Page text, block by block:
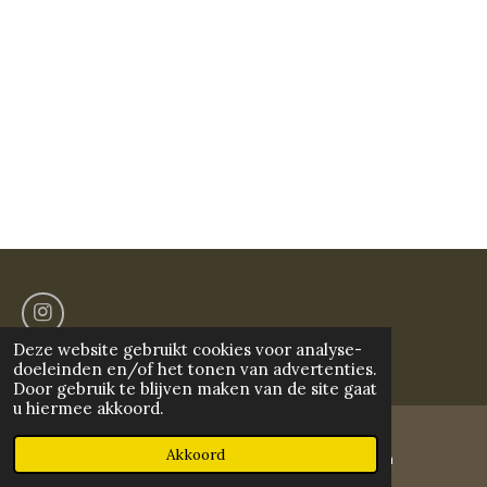
Deze website gebruikt cookies voor analyse-
doeleinden en/of het tonen van advertenties.
Door gebruik te blijven maken van de site gaat
u hiermee akkoord.
Akkoord
I
s
t
a
g
r
m
© 2023 - 2026 blacksigma
Instagram